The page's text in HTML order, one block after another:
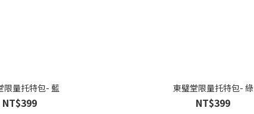
限量托特包- 藍
NT$399
東璧堂限量托特包- 綠
NT$399